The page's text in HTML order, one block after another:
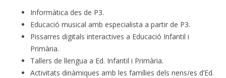
Informàtica des de P3.
Educació musical amb especialista a partir de P3.
Pissarres digitals interactives a Educació Infantil i
Primària.
Tallers de llengua a Ed. Infantil i Primària.
Activitats dinàmiques amb les famílies dels nens/es d’Ed.